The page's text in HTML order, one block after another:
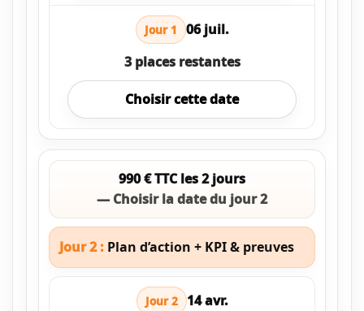
Jour 1
06 juil.
3 places restantes
Choisir cette date
990 € TTC les 2 jours
— Choisir la date du jour 2
Jour 2 : Plan d’action + KPI & preuves
Jour 2 14 avr.